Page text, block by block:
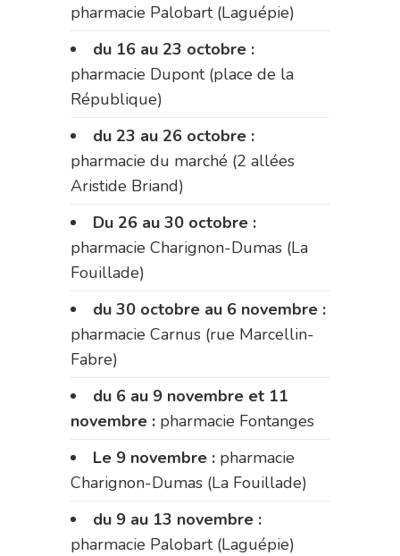
pharmacie Palobart (Laguépie)
du 16 au 23 octobre :
pharmacie Dupont (place de la
République)
du 23 au 26 octobre :
pharmacie du marché (2 allées
Aristide Briand)
Du 26 au 30 octobre :
pharmacie Charignon-Dumas (La
Fouillade)
du 30 octobre au 6 novembre :
pharmacie Carnus (rue Marcellin-
Fabre)
du 6 au 9 novembre et 11
novembre : pharmacie Fontanges
Le 9 novembre : pharmacie
Charignon-Dumas (La Fouillade)
du 9 au 13 novembre :
pharmacie Palobart (Laguépie)